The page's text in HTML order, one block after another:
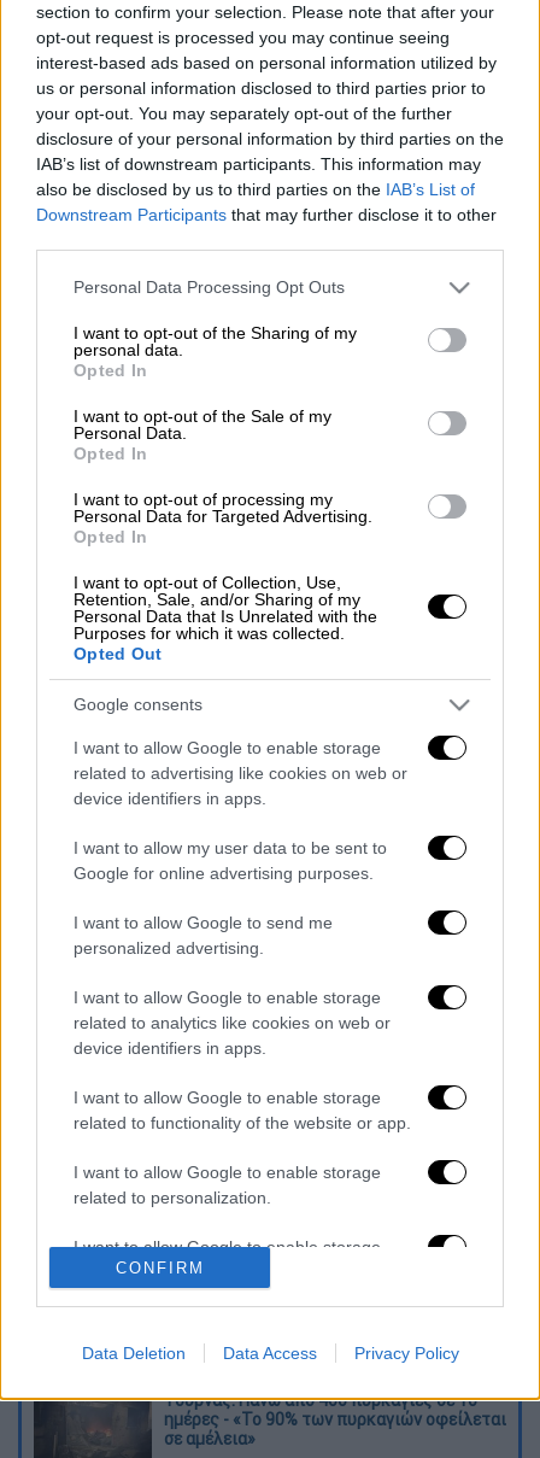
section to confirm your selection. Please note that after your
opt-out request is processed you may continue seeing
interest-based ads based on personal information utilized by
us or personal information disclosed to third parties prior to
your opt-out. You may separately opt-out of the further
disclosure of your personal information by third parties on the
IAB’s list of downstream participants. This information may
also be disclosed by us to third parties on the IAB’s List of
Downstream Participants that may further disclose it to other
Please note that this website/app uses one or more Google
not limited to your visit or usage behaviour. You may click to
grant or deny consent to Google and its third-party tags to
use your data for below specified purposes in below Google
consent section.
Personal Data Processing Opt Outs
I want to opt-out of the Sharing of my
personal data.
Opted In
I want to opt-out of the Sale of my
Personal Data.
Opted In
I want to opt-out of processing my
Personal Data for Targeted Advertising.
Opted In
I want to opt-out of Collection, Use,
Retention, Sale, and/or Sharing of my
Personal Data that Is Unrelated with the
Purposes for which it was collected.
Opted Out
Google consents
I want to allow Google to enable storage
related to advertising like cookies on web or
device identifiers in apps.
I want to allow my user data to be sent to
Google for online advertising purposes.
I want to allow Google to send me
personalized advertising.
I want to allow Google to enable storage
related to analytics like cookies on web or
device identifiers in apps.
I want to allow Google to enable storage
related to functionality of the website or app.
I want to allow Google to enable storage
related to personalization.
I want to allow Google to enable storage
related to security, including authentication
CONFIRM
Data Deletion Data Access Privacy Policy
Ασθενοφόρο (Eurokinissi-Βασίλης Παπαδόπουλος)
Προσθέστε το ΕΘΝΟΣ στη Google
Ένας 60χρονος έχασε τη ζωή του , σε
εργατικό δυστύχημαπου σημειώθηκε πριν
από λίγη ώρα στη δυτική Θεσσαλονίκη και
πιο συγκεκριμένα στην περιοχή των
Έπεσε από μεγάλο ύψος
Σύμφωνα με τις μέχρι στιγμής πληροφορίες,
ο 60χρονοςέπεσε από μεγάλο ύψος
κατά τη
δυτικήΘεσσαλονίκη.
όμως, είχε φύγει ήδη από τη ζωή.
ΕΘΝΟΣ θα παρεμβαίνει και τα προσβλητικά σχόλια θα
Διαβάστε ακόμη
O στρατηγός ήταν σχιζοφρενής, εμμονικός,
πλησίαζε τα 75 όταν τον αντάμωσε η δόξα –
Ιστορίας!
Ελισάβετ Κωνσταντινίδου στο ethnos.gr:
είμαστε αδέλφια»
Στον εισαγγελέα ο ιδιοκτήτης του beach
Στο «μικροσκόπιο» ο ρόλος του
ναυαγοσώστη
Τουρνάς: Πάνω από 400 πυρκαγιές σε 10
ημέρες - «Το 90% των πυρκαγιών οφείλεται
σε αμέλεια»